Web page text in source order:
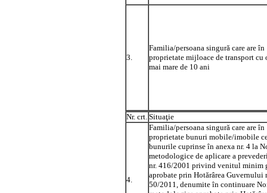
3.
Familia/persoana singură care are în
proprietate mijloace de transport cu
mai mare de 10 ani
Nr. crt. Situaţie
4.
Familia/persoana singură care are în
proprietate bunuri mobile/imobile
bunurile cuprinse în anexa nr. 4 la
metodologice de aplicare a
nr. 416/2001 privind venitul minim
aprobate prin Hotărârea Guvernului
50/2011, denumite în continuare